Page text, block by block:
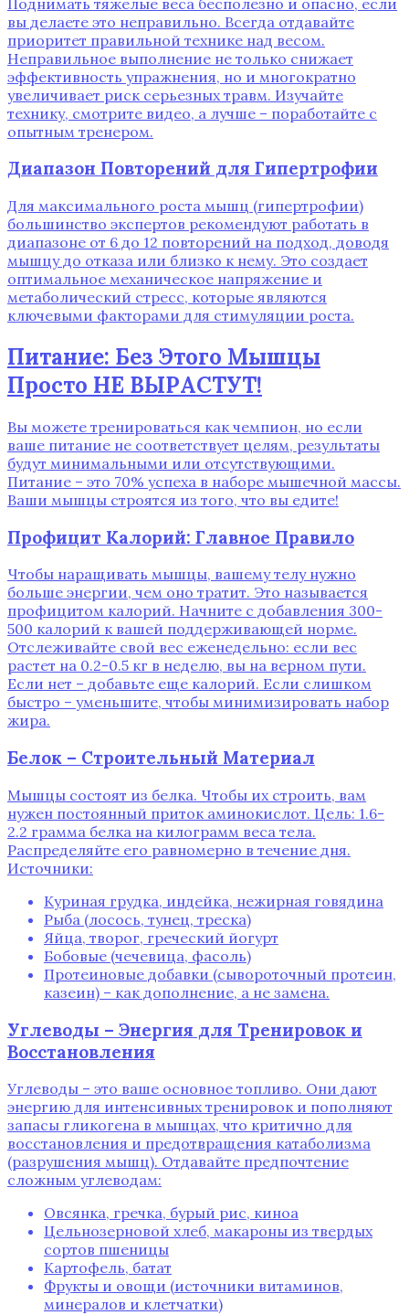
вы делаете это неправильно. Всегда отдавайте
приоритет правильной технике над весом.
Неправильное выполнение не только снижает
эффективность упражнения, но и многократно
увеличивает риск серьезных травм. Изучайте
технику, смотрите видео, а лучше – поработайте с
опытным тренером.
Диапазон Повторений для Гипертрофии
Для максимального роста мышц (гипертрофии)
большинство экспертов рекомендуют работать в
диапазоне от 6 до 12 повторений на подход, доводя
мышцу до отказа или близко к нему. Это создает
оптимальное механическое напряжение и
метаболический стресс, которые являются
ключевыми факторами для стимуляции роста.
Питание: Без Этого Мышцы
Просто НЕ ВЫРАСТУТ!
Вы можете тренироваться как чемпион, но если
ваше питание не соответствует целям, результаты
будут минимальными или отсутствующими.
Питание – это 70% успеха в наборе мышечной массы.
Ваши мышцы строятся из того, что вы едите!
Профицит Калорий: Главное Правило
Чтобы наращивать мышцы, вашему телу нужно
больше энергии, чем оно тратит. Это называется
профицитом калорий. Начните с добавления 300-
500 калорий к вашей поддерживающей норме.
Отслеживайте свой вес еженедельно: если вес
растет на 0.2-0.5 кг в неделю, вы на верном пути.
Если нет – добавьте еще калорий. Если слишком
быстро – уменьшите, чтобы минимизировать набор
жира.
Белок – Строительный Материал
Мышцы состоят из белка. Чтобы их строить, вам
нужен постоянный приток аминокислот. Цель: 1.6-
2.2 грамма белка на килограмм веса тела.
Распределяйте его равномерно в течение дня.
Источники:
Куриная грудка, индейка, нежирная говядина
Рыба (лосось, тунец, треска)
Яйца, творог, греческий йогурт
Бобовые (чечевица, фасоль)
Протеиновые добавки (сывороточный протеин,
казеин) – как дополнение, а не замена.
Углеводы – Энергия для Тренировок и
Восстановления
Углеводы – это ваше основное топливо. Они дают
энергию для интенсивных тренировок и пополняют
запасы гликогена в мышцах, что критично для
восстановления и предотвращения катаболизма
(разрушения мышц). Отдавайте предпочтение
сложным углеводам:
Овсянка, гречка, бурый рис, киноа
Цельнозерновой хлеб, макароны из твердых
сортов пшеницы
Картофель, батат
Фрукты и овощи (источники витаминов,
минералов и клетчатки)